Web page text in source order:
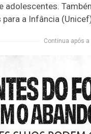
adolescentes.
a Infância
Continua após